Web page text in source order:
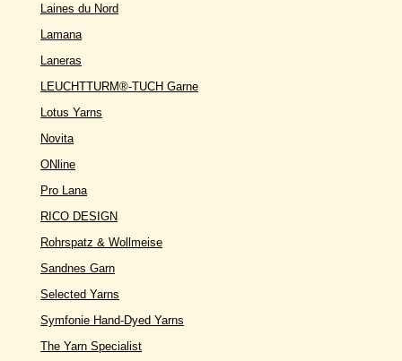
Laines du Nord
Lamana
Laneras
LEUCHTTURM®-TUCH Garne
Lotus Yarns
Novita
ONline
Pro Lana
RICO DESIGN
Rohrspatz & Wollmeise
Sandnes Garn
Selected Yarns
Symfonie Hand-Dyed Yarns
The Yarn Specialist